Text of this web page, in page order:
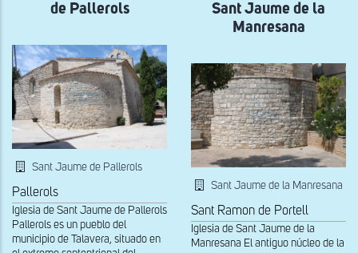
Maria
de
L'Aguda
de Pallerols
Sant Jaume de Pallerols
Pallerols
Iglesia de Sant Jaume de Pallerols
Pallerols es un pueblo del
municipio de Talavera, situado en
Sant Jaume de la
Manresana
Sant Jaume de la Manresana
Sant Ramon de Portell
Iglesia de Sant Jaume de la
Manresana El antiguo núcleo de la